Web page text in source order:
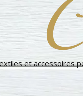
et accessoires